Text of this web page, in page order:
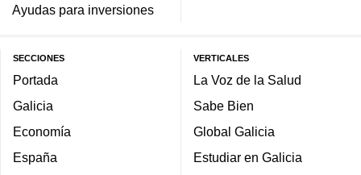
Ayudas para inversiones
SECCIONES
Portada
Galicia
Economía
España
VERTICALES
La Voz de la Salud
Sabe Bien
Global Galicia
Estudiar en Galicia